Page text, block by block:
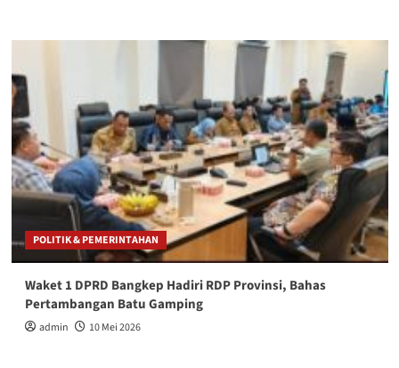
POLITIK & PEMERINTAHAN
Waket 1 DPRD Bangkep Hadiri RDP Provinsi, Bahas
Pertambangan Batu Gamping
admin 10 Mei 2026